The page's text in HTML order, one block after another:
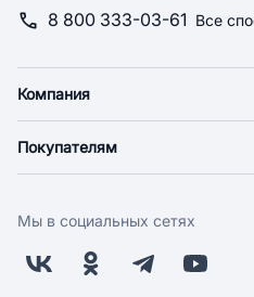
8 800 333-03-61 Все
Компания
Новости
Поставщикам
Заводчикам
Покупателям
Оплата
Бонусная программа
Мы в социальных сетях